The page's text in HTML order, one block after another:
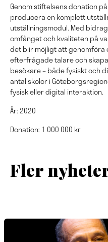
Genom stiftelsens donation
producera en komplett
utställningsmodul. Med
omfånget och kvaliteten på
det blir möjligt att genomföra
efterfrågade talare och
besökare – både fysiskt och
antal skolor i
fysisk eller digital interaktion.
År: 2020
Donation: 1 000 000 kr
Fler